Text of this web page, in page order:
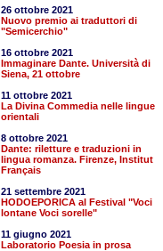
26 ottobre 2021
Nuovo premio ai traduttori di
"Semicerchio"
16 ottobre 2021
Immaginare Dante. Università di
Siena, 21 ottobre
11 ottobre 2021
La Divina Commedia nelle lingue
orientali
8 ottobre 2021
Dante: riletture e traduzioni in
lingua romanza. Firenze, Institut
Français
21 settembre 2021
HODOEPORICA al Festival "Voci
lontane Voci sorelle"
11 giugno 2021
Laboratorio Poesia in prosa